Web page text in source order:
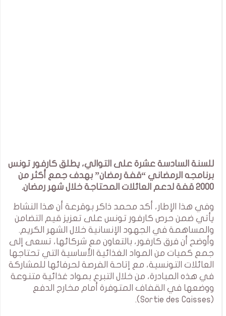
للسنة السادسة عشرة على التوالي، يطلق كارفور تونس
برنامجه الرمضاني “قفة رمضان” بهدف جمع أكثر من
2000 قفة لدعم العائلات المحتاجة خلال شهر رمضان.
وفي هذا الإطار، أكد محمد ذاكر بوقرعة أن هذا النشاط
يأتي ضمن حرص كارفور تونس على تعزيز قيم التضامن
والمساهمة في الجهود الإنسانية خلال الشهر الكريم.
وأوضح أن فرق كارفور، بالتعاون مع شركائها، تسعى إلى
جمع كميات من المواد الغذائية الأساسية التي تحتاجها
العائلات التونسية، مع إتاحة الفرصة لحرفائها للمشاركة
في هذه المبادرة، من خلال التبرع بمواد غذائية متنوعة
ووضعها في القفاف المتوفرة أمام مخارج الدفع
(Sortie des Caisses).